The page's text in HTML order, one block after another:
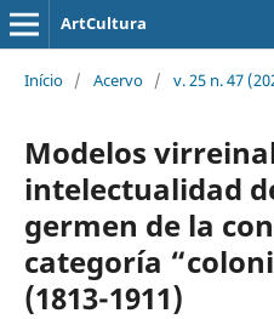
ArtCultura
Início / Acervo / v. 25 n. 47
Modelos
intelectualidad
germen de la
categoría
(1813-1911)